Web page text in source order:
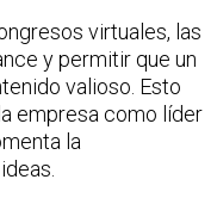
virtuales, las
y permitir que un
valioso. Esto
empresa como líder
la